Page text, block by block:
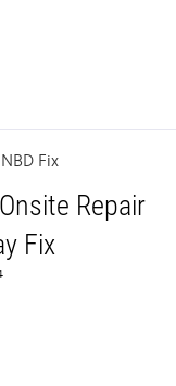
Fix
Repair
Fix